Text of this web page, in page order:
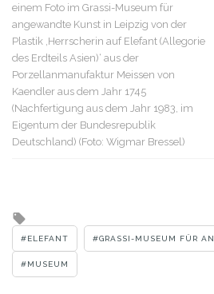
einem Foto im Grassi-Museum für
angewandte Kunst in Leipzig von der
Plastik ‚Herrscherin auf Elefant (Allegorie
des Erdteils Asien)‘ aus der
Porzellanmanufaktur Meissen von
Kaendler aus dem Jahr 1745
(Nachfertigung aus dem Jahr 1983, im
Eigentum der Bundesrepublik
Deutschland) (Foto: Wigmar Bressel)
with
ELEFANT GRASSI-MUSEUM FÜR
MUSEUM